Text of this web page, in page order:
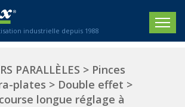
industrielle depuis 1988
ACCUEIL
SOCIÉTÉ
PARALLÈLES > Pinces
plates > Double effet >
longue réglage à